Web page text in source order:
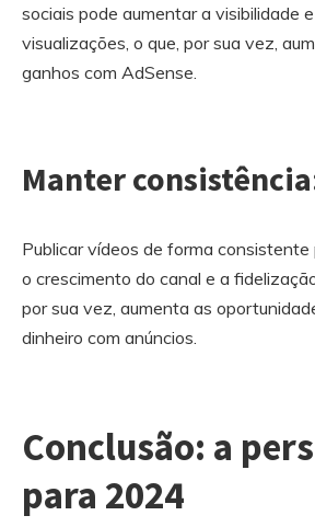
sociais pode aumentar a visibilidade
visualizações, o que, por sua vez,
ganhos com AdSense.
Manter
Publicar vídeos de forma consistente
o crescimento do canal e a
por sua vez, aumenta as
dinheiro com anúncios.
Conclusão: a
para 2024